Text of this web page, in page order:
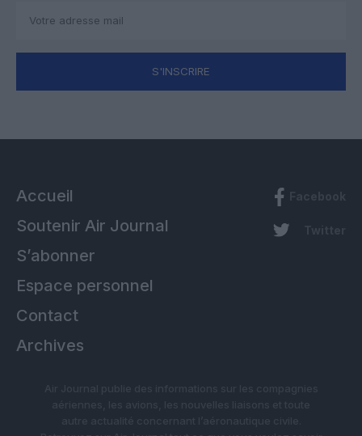
S'INSCRIRE
Accueil
Soutenir Air Journal
S’abonner
Espace personnel
Contact
Archives